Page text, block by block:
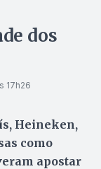
dos
17h26
Heineken,
como
apostar